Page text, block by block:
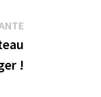
Publication
suivante :
!